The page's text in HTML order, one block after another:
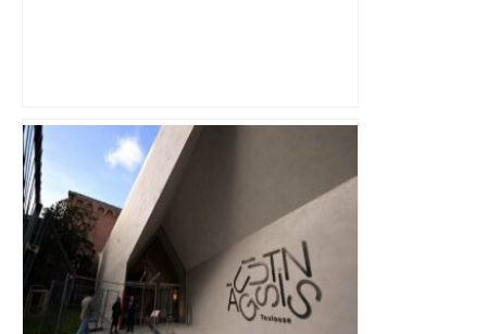
« Rien d'inquiétant » pour Guillaume
Restes, le gardien de Toulouse, après
sa sortie à Metz – L'Équipe